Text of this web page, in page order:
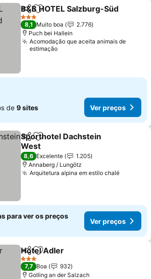
PartilharAdicionar aos favoritos
B&B HOTEL Salzburg-Süd
3 Estrelas
8,1 Muito boa
2.776
Puch bei Hallein
Acomodação que aceita animais de
estimação
de 9 sites Ver preços
PartilharAdicionar aos favoritos
Sporthotel Dachstein
West
Ver preços
8,6 Excelente
1.205
Annaberg / Lungötz
Arquitetura alpina em estilo chaléVer
para ver os preços
Ver preços
PartilharAdicionar aos favoritos
Hotel Adler
3 Estrelas
7,7 Boa
932
Golling an der Salzach